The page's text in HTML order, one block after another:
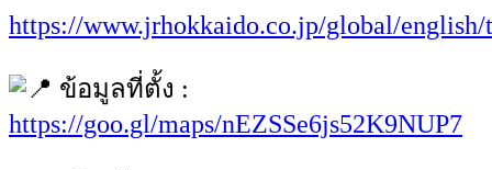
https://www.jrhokkaido.co.jp/global/
ข้อมูลที่ตั้ง :
https://goo.gl/maps/nEZSSe6js52K9NUP7